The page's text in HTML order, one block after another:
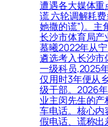
遭遇各大媒体重
谎 六轮调解耗
她撒的谎”)。主
长沙市体育局
慕曦2022年从
遴选考入长沙
一级科员,2025
仅用时3年便从
级干部。2026
业主闵先生的
车电话。核心内
假电话、谎称